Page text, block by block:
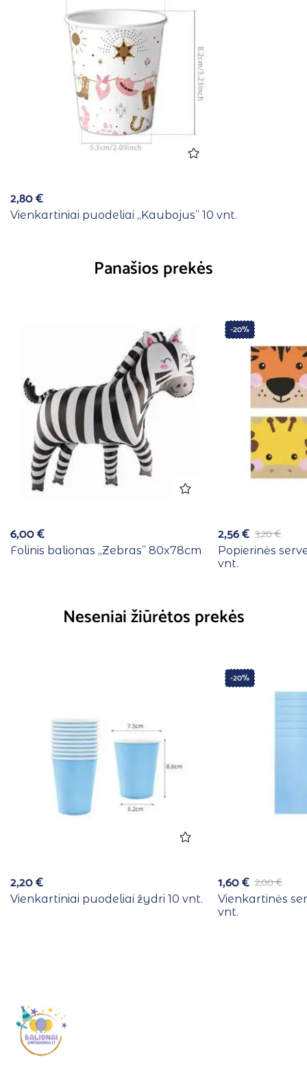
2,80€
Vienkartiniai puodeliai ,,Kaubojus” 10 vnt.
Panašios prekės
6,00€
Folinis balionas ,,Zebras” 80x78cm
-20%
3,20€
2,56€
Popierinės
vnt.
Neseniai žiūrėtos prekės
2,20€
Vienkartiniai puodeliai žydri 10 vnt.
-20%
2,00€
1,60€
Vienkartinės
vnt.